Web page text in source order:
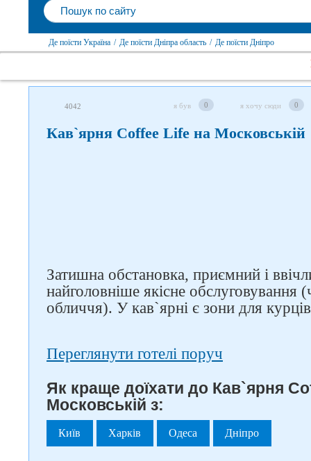
Де поїсти Україна / Де поїсти Дніпра область / Де поїсти Дніпро
4042 я був 0 я хочу сюди 0
Кав`ярня Coffee Life на Московській
Затишна обстановка, приємний і
найголовніше якісне обслуговування
обличчя). У кав`ярні є зони для курців
Переглянути готелі поруч
Як краще доїхати до Кав`ярня
Московській з:
Київ Харків Одеса Дніпро